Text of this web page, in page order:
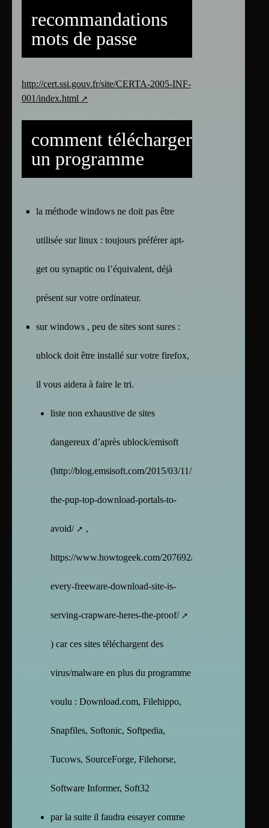
recommandations
mots de passe
http://cert.ssi.gouv.fr/site/CERTA-2005-INF-
001/index.html
comment télécharger
un programme
la méthode windows ne doit pas être
utilisée sur linux : toujours préférer apt-
get ou synaptic ou l’équivalent, déjà
présent sur votre ordinateur.
sur windows , peu de sites sont sures :
ublock doit être installé sur votre firefox,
il vous aidera à faire le tri.
liste non exhaustive de sites
dangereux d’après ublock/emisoft
(http://blog.emsisoft.com/2015/03/11/mind-
the-pup-top-download-portals-to-
avoid/ ,
https://www.howtogeek.com/207692/yes-
every-freeware-download-site-is-
serving-crapware-heres-the-proof/
) car ces sites téléchargent des
virus/malware en plus du programme
voulu : Download.com, Filehippo,
Snapfiles, Softonic, Softpedia,
Tucows, SourceForge, Filehorse,
Software Informer, Soft32
par la suite il faudra essayer comme